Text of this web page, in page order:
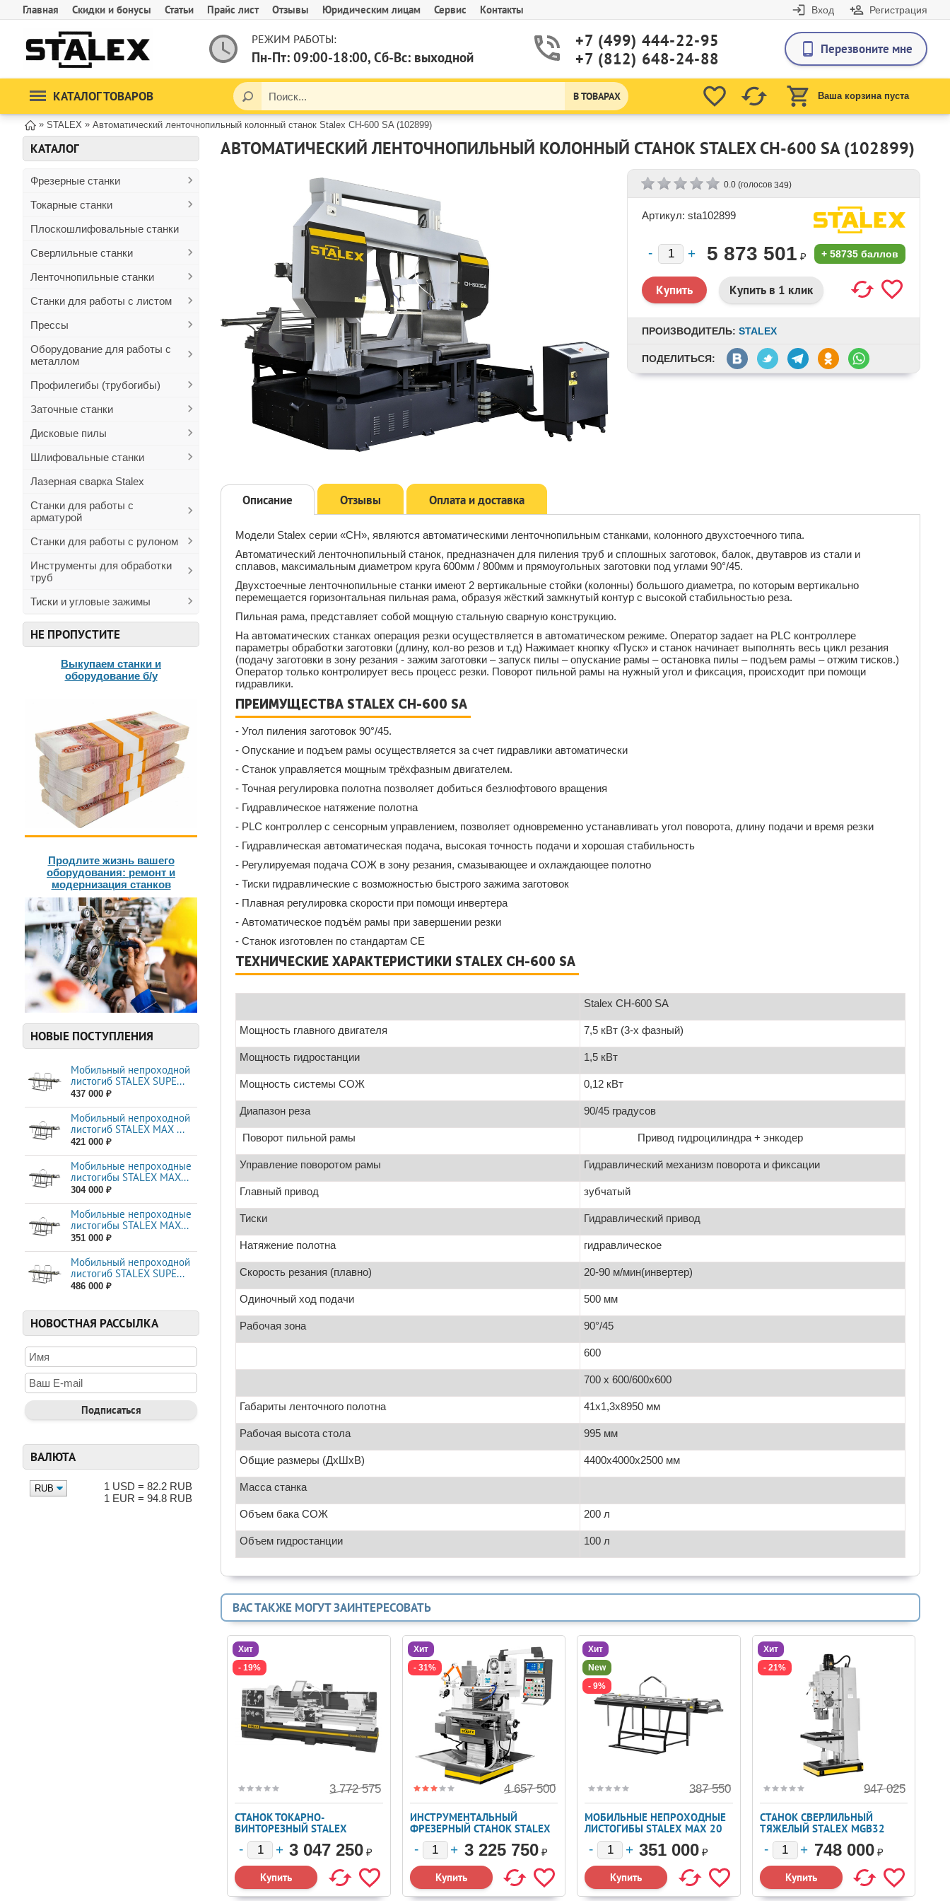
Главная Скидки и бонусы Статьи Прайс лист Отзывы Юридическим лицам Сервис Контакты Вход Регистрация
РЕЖИМ РАБОТЫ:
Пн-Пт: 09:00-18:00, Сб-Вс: выходной
+7 (499) 444-22-95
+7 (812) 648-24-88
Перезвоните мне
КАТАЛОГ ТОВАРОВ Ваша корзина пуста
В ТОВАРАХ
» STALEX » Автоматический ленточнопильный колонный станок Stalex CH-600 SA (102899)
КАТАЛОГ
Фрезерные станки
Токарные станки
Плоскошлифовальные станки
Сверлильные станки
Ленточнопильные станки
Станки для работы с листом
Прессы
Оборудование для работы с
металлом
Профилегибы (трубогибы)
Заточные станки
Дисковые пилы
Шлифовальные станки
Лазерная сварка Stalex
Станки для работы с
арматурой
Станки для работы с рулоном
Инструменты для обработки
труб
Тиски и угловые зажимы
НЕ ПРОПУСТИТЕ
Выкупаем станки и
оборудование б/у
Продлите жизнь вашего
оборудования: ремонт и
модернизация станков
НОВЫЕ ПОСТУПЛЕНИЯ
Мобильный непроходной
листогиб STALEX SUPE...
437 000 ₽
Мобильный непроходной
листогиб STALEX MAX ...
421 000 ₽
Мобильные непроходные
листогибы STALEX МАХ...
304 000 ₽
Мобильные непроходные
листогибы STALEX МАХ...
351 000 ₽
Мобильный непроходной
листогиб STALEX SUPE...
486 000 ₽
НОВОСТНАЯ РАССЫЛКА
ВАЛЮТА
1 USD = 82.2 RUB
1 EUR = 94.8 RUB
АВТОМАТИЧЕСКИЙ ЛЕНТОЧНОПИЛЬНЫЙ КОЛОННЫЙ СТАНОК STALEX CH-600 SA (102899)
0.0 (голосов 349)
Артикул: sta102899
5 873 501 ₽ + 58735 баллов
Купить в 1 клик
ПРОИЗВОДИТЕЛЬ: STALEX
ПОДЕЛИТЬСЯ:
Описание Отзывы Оплата и доставка
Модели Stalex серии «CH», являются автоматическими ленточнопильным станками, колонного двухстоечного типа.
Автоматический ленточнопильный станок, предназначен для пиления труб и сплошных заготовок, балок, двутавров из стали и
сплавов, максимальным диаметром круга 600мм / 800мм и прямоугольных заготовки под углами 90°/45.
Двухстоечные ленточнопильные станки имеют 2 вертикальные стойки (колонны) большого диаметра, по которым вертикально
перемещается горизонтальная пильная рама, образуя жёсткий замкнутый контур с высокой стабильностью реза.
Пильная рама, представляет собой мощную стальную сварную конструкцию.
На автоматических станках операция резки осуществляется в автоматическом режиме. Оператор задает на PLC контроллере
параметры обработки заготовки (длину, кол-во резов и т.д) Нажимает кнопку «Пуск» и станок начинает выполнять весь цикл резания
(подачу заготовки в зону резания - зажим заготовки – запуск пилы – опускание рамы – остановка пилы – подъем рамы – отжим тисков.)
Оператор только контролирует весь процесс резки. Поворот пильной рамы на нужный угол и фиксация, происходит при помощи
гидравлики.
ПРЕИМУЩЕСТВА STALEX CH-600 SA
- Угол пиления заготовок 90°/45.
- Опускание и подъем рамы осуществляется за счет гидравлики автоматически
- Станок управляется мощным трёхфазным двигателем.
- Точная регулировка полотна позволяет добиться безлюфтового вращения
- Гидравлическое натяжение полотна
- PLC контроллер с сенсорным управлением, позволяет одновременно устанавливать угол поворота, длину подачи и время резки
- Гидравлическая автоматическая подача, высокая точность подачи и хорошая стабильность
- Регулируемая подача СОЖ в зону резания, смазывающее и охлаждающее полотно
- Тиски гидравлические с возможностью быстрого зажима заготовок
- Плавная регулировка скорости при помощи инвертера
- Автоматическое подъём рамы при завершении резки
- Станок изготовлен по стандартам СЕ
ТЕХНИЧЕСКИЕ ХАРАКТЕРИСТИКИ STALEX CH-600 SA
Stalex CH-600 SA
Мощность главного двигателя 7,5 кВт (3-х фазный)
Мощность гидростанции 1,5 кВт
Мощность системы СОЖ 0,12 кВт
Диапазон реза 90/45 градусов
Поворот пильной рамы Привод гидроцилиндра + энкодер
Управление поворотом рамы Гидравлический механизм поворота и фиксации
Главный привод зубчатый
Тиски Гидравлический привод
Натяжение полотна гидравлическое
Скорость резания (плавно) 20-90 м/мин(инвертер)
Одиночный ход подачи 500 мм
Рабочая зона 90°/45
600
700 х 600/600х600
Габариты ленточного полотна 41х1,3х8950 мм
Рабочая высота стола 995 мм
Общие размеры (ДхШхВ) 4400х4000х2500 мм
Масса станка
Объем бака СОЖ 200 л
Объем гидростанции 100 л
ВАС ТАКЖЕ МОГУТ ЗАИНТЕРЕСОВАТЬ
Хит
- 19%
СТАНОК ТОКАРНО-
ВИНТОРЕЗНЫЙ STALEX
C6266A/3000
3 772 575
3 047 250 ₽
Хит
- 31%
ИНСТРУМЕНТАЛЬНЫЙ
ФРЕЗЕРНЫЙ СТАНОК STALEX
WFM 800 SERVO
4 657 500
3 225 750 ₽
Хит
New
- 9%
МОБИЛЬНЫЕ НЕПРОХОДНЫЕ
ЛИСТОГИБЫ STALEX МАХ 20
(102696) ДЛЯ ГИБКИ И РЕЗКИ
ЛИСТОВОГО МЕТАЛЛА
387 550
351 000 ₽
Хит
- 21%
СТАНОК СВЕРЛИЛЬНЫЙ
ТЯЖЕЛЫЙ STALEX MGB32
947 025
748 000 ₽